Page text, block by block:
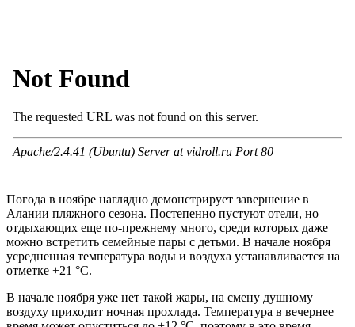
Погода в ноябре наглядно демонстрирует завершение в
Алании пляжного сезона. Постепенно пустуют отели, но
отдыхающих еще по-прежнему много, среди которых даже
можно встретить семейные пары с детьми. В начале ноября
усредненная температура воды и воздуха устанавливается на
отметке +21 °С.
В начале ноября уже нет такой жары, на смену душному
воздуху приходит ночная прохлада. Температура в вечернее